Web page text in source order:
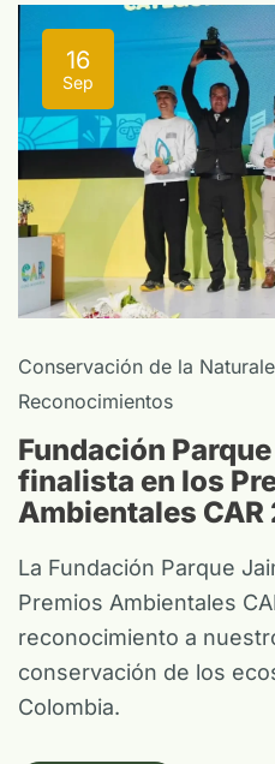
16
Sep
Conservación de la
Reconocimientos
Fundación
finalista en los
Ambientales CAR
La Fundación Parque
Premios Ambientales
reconocimiento a
conservación de los
Colombia.